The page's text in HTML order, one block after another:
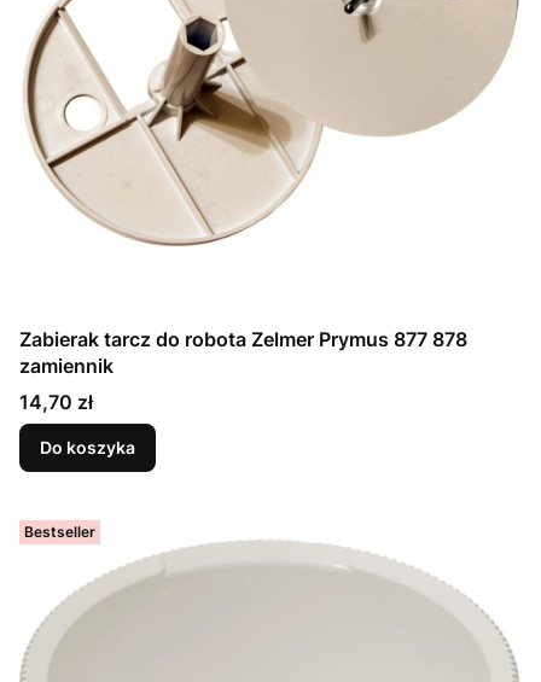
Zabierak tarcz do robota Zelmer Prymus 877 878
zamiennik
Cena
14,70 zł
Do koszyka
Bestseller